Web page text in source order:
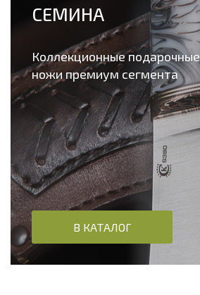
СЕМИНА
Коллекционные подарочные
ножи премиум сегмента
В КАТАЛОГ